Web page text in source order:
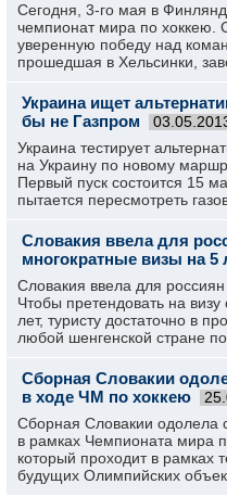
Сегодня, 3-го мая в
чемпионат мира по хоккею.
уверенную победу над
прошедшая в Хельсинки,
Украина ищет
бы не Газпром
Украина тестирует
на Украину по новому
Первый пуск состоится 15
пытается пересмотреть
Словакия ввела для
многократные визы на 5
Словакия ввела для
Чтобы претендовать на
лет, туристу достаточно в
любой шенгенской стране
Сборная Словакии
в ходе ЧМ по хоккею
Сборная Словакии одолела
в рамках Чемпионата мира
который проходит в рамках
будущих Олимпийских